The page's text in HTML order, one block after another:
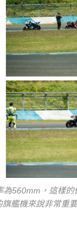
560mm，這樣
艦機來說非常重要